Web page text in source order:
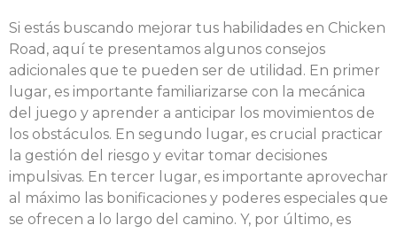
Si estás buscando mejorar tus habilidades en Chicken
Road, aquí te presentamos algunos consejos
adicionales que te pueden ser de utilidad. En primer
lugar, es importante familiarizarse con la mecánica
del juego y aprender a anticipar los movimientos de
los obstáculos. En segundo lugar, es crucial practicar
la gestión del riesgo y evitar tomar decisiones
impulsivas. En tercer lugar, es importante aprovechar
al máximo las bonificaciones y poderes especiales que
se ofrecen a lo largo del camino. Y, por último, es